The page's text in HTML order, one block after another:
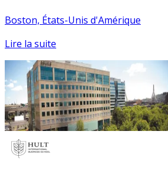
Boston, États-Unis d'Amérique
Lire la suite